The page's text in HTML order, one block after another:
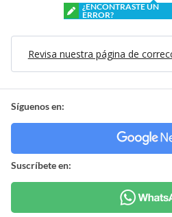
¿ENCONTRASTE UN
ERROR?
Revisa nuestra página de
Síguenos en:
Suscríbete en: